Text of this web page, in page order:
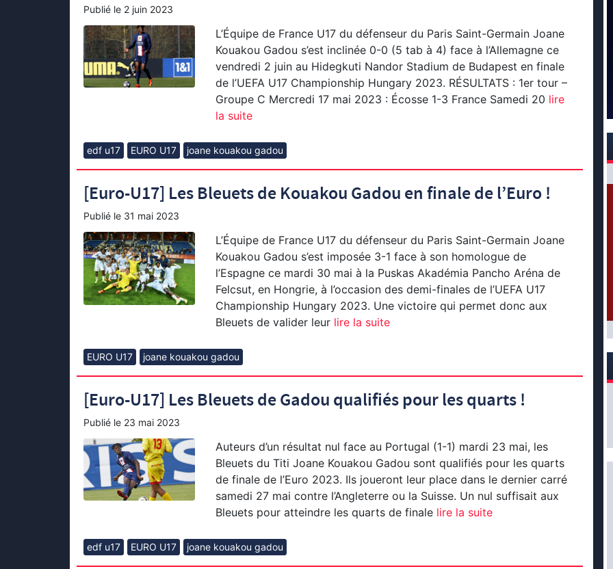
Publié le 2 juin 2023
L’Équipe de France U17 du défenseur du Paris Saint-Germain Joane
Kouakou Gadou s’est inclinée 0-0 (5 tab à 4) face à l’Allemagne ce
vendredi 2 juin au Hidegkuti Nandor Stadium de Budapest en finale
de l’UEFA U17 Championship Hungary 2023. RÉSULTATS : 1er tour –
Groupe C Mercredi 17 mai 2023 : Écosse 1-3 France Samedi 20 lire
la suite
edf u17 EURO U17 joane kouakou gadou
[Euro-U17] Les Bleuets de Kouakou Gadou en finale de l’Euro !
Publié le 31 mai 2023
L’Équipe de France U17 du défenseur du Paris Saint-Germain Joane
Kouakou Gadou s’est imposée 3-1 face à son homologue de
l’Espagne ce mardi 30 mai à la Puskas Akadémia Pancho Aréna de
Felcsut, en Hongrie, à l’occasion des demi-finales de l’UEFA U17
Championship Hungary 2023. Une victoire qui permet donc aux
Bleuets de valider leurlire la suite
EURO U17 joane kouakou gadou
[Euro-U17] Les Bleuets de Gadou qualifiés pour les quarts !
Publié le 23 mai 2023
Auteurs d’un résultat nul face au Portugal (1-1) mardi 23 mai, les
Bleuets du Titi Joane Kouakou Gadou sont qualifiés pour les quarts
de finale de l’Euro 2023. Ils joueront leur place dans le dernier carré
samedi 27 mai contre l’Angleterre ou la Suisse. Un nul suffisait aux
Bleuets pour atteindre les quarts de finalelire la suite
edf u17 EURO U17 joane kouakou gadou